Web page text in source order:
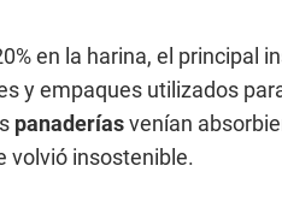
en la harina, el principal
y empaques utilizados
panaderíasvenían
volvió insostenible.